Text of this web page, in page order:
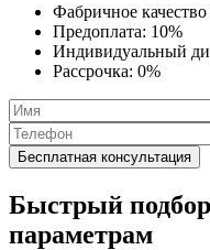
Фабричное качество
Предоплата: 10%
Индивидуальный
Рассрочка: 0%
Быстрый
параметрам